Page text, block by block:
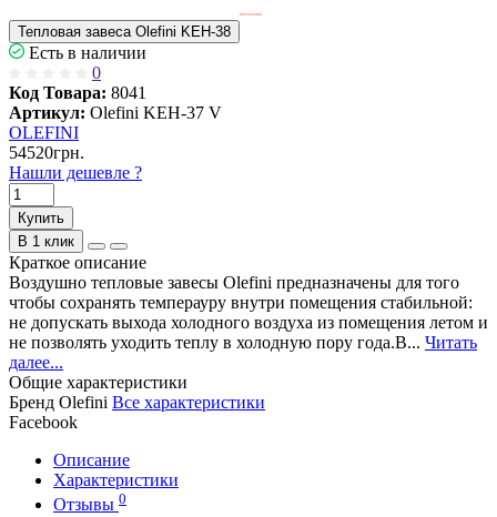
Тепловая завеса Olefini KEH-38
Есть в наличии
0
Код Товара: 8041
Артикул: Olefini KEH-37 V
OLEFINI
54520грн.
Нашли дешевле ?
Купить
В 1 клик
Краткое описание
Воздушно тепловые завесы Olefini предназначены для того
чтобы сохранять темперауру внутри помещения стабильной:
не допускать выхода холодного воздуха из помещения летом и
не позволять уходить теплу в холодную пору года.В... Читать
далее...
Общие характеристики
Бренд Olefini Все характеристики
Facebook
Описание
Характеристики
Отзывы 0